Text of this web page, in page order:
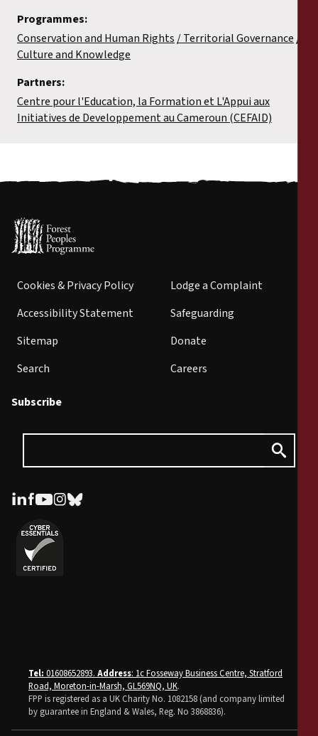
Programmes:
Conservation and Human Rights
Territorial Governance
Culture and Knowledge
Partners:
Centre pour l'Education, la Formation et L'Appui aux
Initiatives de Developpement au Cameroun (CEFAID)
Cookies & Privacy Policy
Accessibility Statement
Sitemap
Search
Lodge a Complaint
Safeguarding
Donate
Careers
Subscribe
Tel: 01608652893. Address: 1c Fosseway Business Centre, Stratford
Road, Moreton-in-Marsh, GL569NQ, UK.
FPP is registered as a UK Charity No. 1082158 (and company limited
by guarantee in England & Wales, Reg. No 3868836).